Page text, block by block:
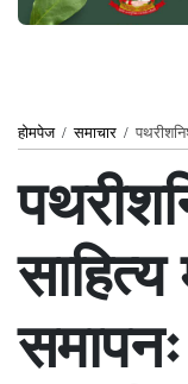
होमपेज/समाचार /